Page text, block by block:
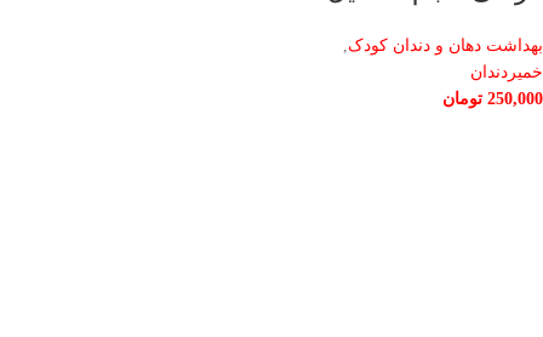
بهداشت دهان و دندان کودک,
خمیردندان
250,000 تومان